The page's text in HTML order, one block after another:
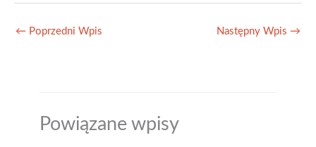
← Poprzedni Wpis Następny Wpis →
Powiązane wpisy